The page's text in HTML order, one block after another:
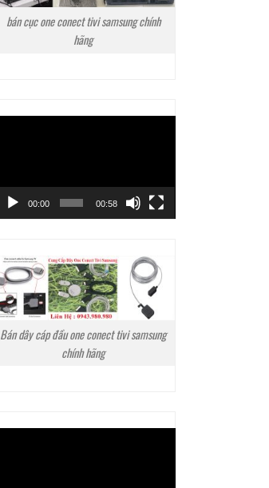
bán cục one conect tivi samsung chính
hãng
00:00 00:58
Bán dây cáp đầu one conect tivi samsung
chính hãng